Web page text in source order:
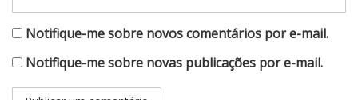
Notifique-me sobre novos comentários por e-mail.
Notifique-me sobre novas publicações por e-mail.